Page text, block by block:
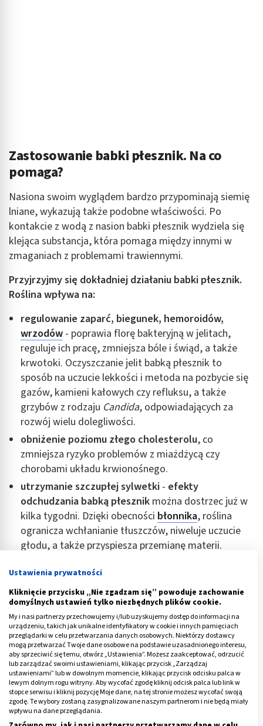
Zastosowanie babki płesznik. Na co
pomaga?
Nasiona swoim wyglądem bardzo przypominają siemię
lniane, wykazują także podobne właściwości. Po
kontakcie z wodą z nasion babki płesznik wydziela się
klejąca substancja, która pomaga między innymi w
zmaganiach z problemami trawiennymi.
Przyjrzyjmy się dokładniej działaniu babki płesznik.
Roślina wpływa na:
regulowanie zaparć, biegunek, hemoroidów,
wrzodów - poprawia florę bakteryjną w jelitach,
reguluje ich pracę, zmniejsza bóle i świąd, a także
krwotoki. Oczyszczanie jelit babką płesznik to
sposób na uczucie lekkości i metoda na pozbycie się
gazów, kamieni kałowych czy refluksu, a także
grzybów z rodzaju Candida, odpowiadających za
rozwój wielu dolegliwości.
obniżenie poziomu złego cholesterolu, co
zmniejsza ryzyko problemów z miażdżycą czy
chorobami układu krwionośnego.
utrzymanie szczupłej sylwetki - efekty
odchudzania babką płesznik można dostrzec już w
kilka tygodni. Dzięki obecności błonnika, roślina
ogranicza wchłanianie tłuszczów, niweluje uczucie
głodu, a także przyspiesza przemianę materii.
związek z odchudzaniem.
obniżenie poziomu glukozy we krwi, dlatego jest
polecana do jedzenia w przebiegu cukrzycy.
zmniejszenie objawów łuszczycy, atopowego
zapalenia skóry, trądzika różowatego- okłady ze
śluzem z nasion przyspieszają gojenie skóry,
dodatkowo nawilżają i odżywiają.
Na co jeszcze stosować babkę płesznik? Wskazaniem
nie są tylko dolegliwości zdrowotne, ale też kwestie
Ustawienia prywatności
Kliknięcie przycisku „Nie zgadzam się” powoduje zachowanie
domyślnych ustawień tylko niezbędnych plików cookie.
My i nasi partnerzy przechowujemy i/lub uzyskujemy dostęp do informacji na
urządzeniu, takich jak unikalne identyfikatory w cookie i innych pamięciach
przeglądarki w celu przetwarzania danych osobowych. Niektórzy dostawcy
mogą przetwarzać Twoje dane osobowe na podstawie uzasadnionego interesu,
aby sprzeciwić się temu, otwórz „Ustawienia”. Możesz zaakceptować, odrzucić
lub zarządzać swoimi ustawieniami, klikając przycisk „Zarządzaj
ustawieniami” lub w dowolnym momencie, klikając przycisk odcisku palca w
lewym dolnym rogu witryny. Aby wycofać zgodę kliknij odcisk palca lub link w
stopce serwisu i kliknij pozycję Moje dane, na tej stronie możesz wycofać swoją
zgodę. Te wybory zostaną zasygnalizowane naszym partnerom i nie będą miały
wpływu na dane przeglądania.